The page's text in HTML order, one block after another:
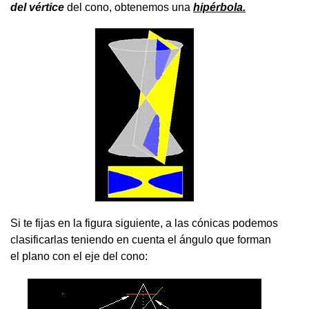
del vértice del cono, obtenemos una hipérbola.
Si te fijas en la figura siguiente, a las cónicas podemos
clasificarlas teniendo en cuenta el ángulo que forman
el plano con el eje del cono: